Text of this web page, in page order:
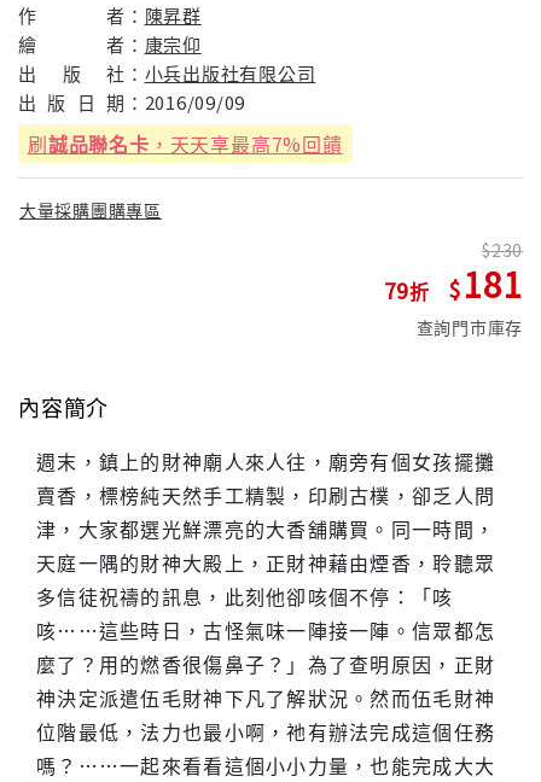
作 者： 陳昇群
繪
者： 康宗仰
出
版 社： 小兵出版社有限公司
出 版 日 期： 2016/09/09
刷誠品聯名卡 ，天天享最高7%回饋
大量採購團購專區
79
230
181
查詢門市庫存
內容簡介
週末，鎮上的財神廟人來人往，廟旁有個女孩擺攤
賣香，標榜純天然手工精製，印刷古樸，卻乏人問
津，大家都選光鮮漂亮的大香舖購買。同一時間，
天庭一隅的財神大殿上，正財神藉由煙香，聆聽眾
多信徒祝禱的訊息，此刻他卻咳個不停：「咳
咳……這些時日，古怪氣味一陣接一陣。信眾都怎
麼了？用的燃香很傷鼻子？」為了查明原因，正財
神決定派遣伍毛財神下凡了解狀況。然而伍毛財神
位階最低，法力也最小啊，祂有辦法完成這個任務
嗎？……一起來看看這個小小力量，也能完成大大